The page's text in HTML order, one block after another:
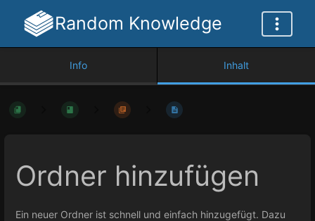
Random Knowledge
Info Inhalt
Ordner hinzufügen
Ein neuer Ordner ist schnell und einfach hinzugefügt. Dazu